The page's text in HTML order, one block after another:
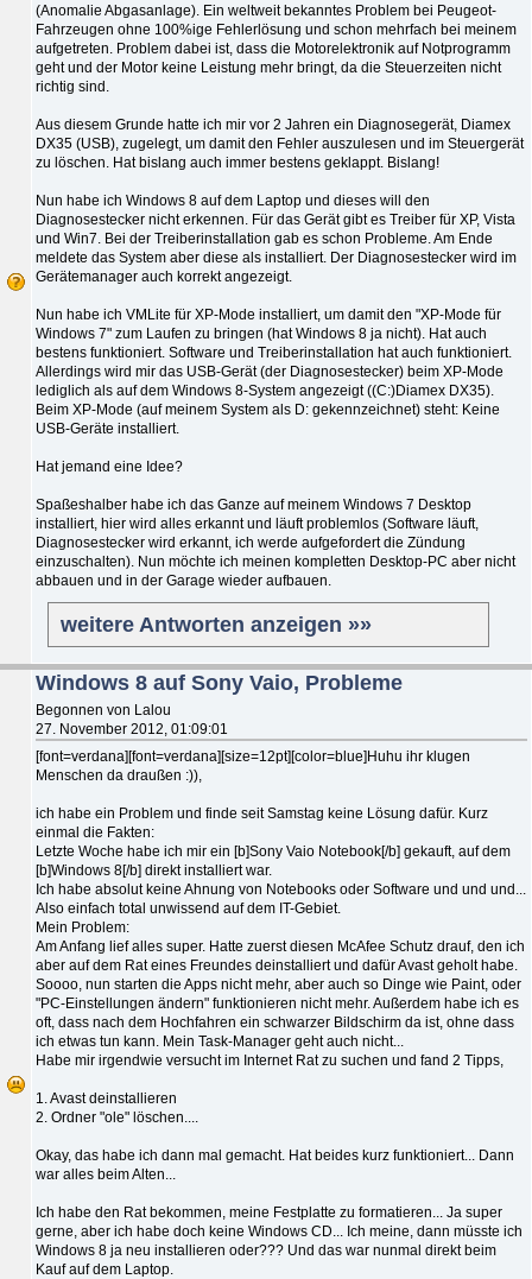
(Anomalie Abgasanlage). Ein weltweit bekanntes Problem bei Peugeot-
Fahrzeugen ohne 100%ige Fehlerlösung und schon mehrfach bei meinem
aufgetreten. Problem dabei ist, dass die Motorelektronik auf Notprogramm
geht und der Motor keine Leistung mehr bringt, da die Steuerzeiten nicht
richtig sind.
Aus diesem Grunde hatte ich mir vor 2 Jahren ein Diagnosegerät, Diamex
DX35 (USB), zugelegt, um damit den Fehler auszulesen und im Steuergerät
zu löschen. Hat bislang auch immer bestens geklappt. Bislang!
Nun habe ich Windows 8 auf dem Laptop und dieses will den
Diagnosestecker nicht erkennen. Für das Gerät gibt es Treiber für XP, Vista
und Win7. Bei der Treiberinstallation gab es schon Probleme. Am Ende
meldete das System aber diese als installiert. Der Diagnosestecker wird im
Gerätemanager auch korrekt angezeigt.
Nun habe ich VMLite für XP-Mode installiert, um damit den "XP-Mode für
Windows 7" zum Laufen zu bringen (hat Windows 8 ja nicht). Hat auch
bestens funktioniert. Software und Treiberinstallation hat auch funktioniert.
Allerdings wird mir das USB-Gerät (der Diagnosestecker) beim XP-Mode
lediglich als auf dem Windows 8-System angezeigt ((C:)Diamex DX35).
Beim XP-Mode (auf meinem System als D: gekennzeichnet) steht: Keine
USB-Geräte installiert.
Hat jemand eine Idee?
Spaßeshalber habe ich das Ganze auf meinem Windows 7 Desktop
installiert, hier wird alles erkannt und läuft problemlos (Software läuft,
Diagnosestecker wird erkannt, ich werde aufgefordert die Zündung
einzuschalten). Nun möchte ich meinen kompletten Desktop-PC aber nicht
abbauen und in der Garage wieder aufbauen.
weitere Antworten anzeigen »»
Windows 8 auf Sony Vaio, Probleme
Begonnen von Lalou
27. November 2012, 01:09:01
[font=verdana][font=verdana][size=12pt][color=blue]Huhu ihr klugen
Menschen da draußen :)),
ich habe ein Problem und finde seit Samstag keine Lösung dafür. Kurz
einmal die Fakten:
Letzte Woche habe ich mir ein [b]Sony Vaio Notebook[/b] gekauft, auf dem
[b]Windows 8[/b] direkt installiert war.
Ich habe absolut keine Ahnung von Notebooks oder Software und und und...
Also einfach total unwissend auf dem IT-Gebiet.
Mein Problem:
Am Anfang lief alles super. Hatte zuerst diesen McAfee Schutz drauf, den ich
aber auf dem Rat eines Freundes deinstalliert und dafür Avast geholt habe.
Soooo, nun starten die Apps nicht mehr, aber auch so Dinge wie Paint, oder
"PC-Einstellungen ändern" funktionieren nicht mehr. Außerdem habe ich es
oft, dass nach dem Hochfahren ein schwarzer Bildschirm da ist, ohne dass
ich etwas tun kann. Mein Task-Manager geht auch nicht...
Habe mir irgendwie versucht im Internet Rat zu suchen und fand 2 Tipps,
1. Avast deinstallieren
2. Ordner "ole" löschen....
Okay, das habe ich dann mal gemacht. Hat beides kurz funktioniert... Dann
war alles beim Alten...
Ich habe den Rat bekommen, meine Festplatte zu formatieren... Ja super
gerne, aber ich habe doch keine Windows CD... Ich meine, dann müsste ich
Windows 8 ja neu installieren oder??? Und das war nunmal direkt beim
Kauf auf dem Laptop.